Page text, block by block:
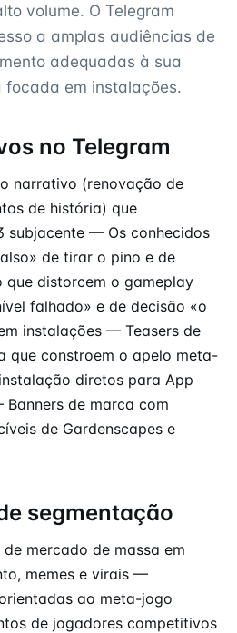
volume. O Telegram
a amplas audiências de
adequadas à sua
focada em instalações.
no Telegram
narrativo (renovação de
de história) que
subjacente — Os conhecidos
de tirar o pino e de
que distorcem o gameplay
falhado» e de decisão «o
instalações — Teasers de
que constroem o apelo meta-
diretos para App
de marca com
de Gardenscapes e
segmentação
mercado de massa em
memes e virais —
ao meta-jogo
de jogadores competitivos